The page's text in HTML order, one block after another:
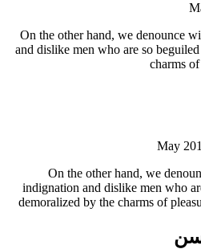
On the other hand, we denounce
and dislike men who are so
charms
On the other hand, we
indignation and dislike men who
demoralized by the charms of